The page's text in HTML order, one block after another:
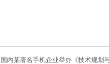
内某著名手机企业举办《技术规划